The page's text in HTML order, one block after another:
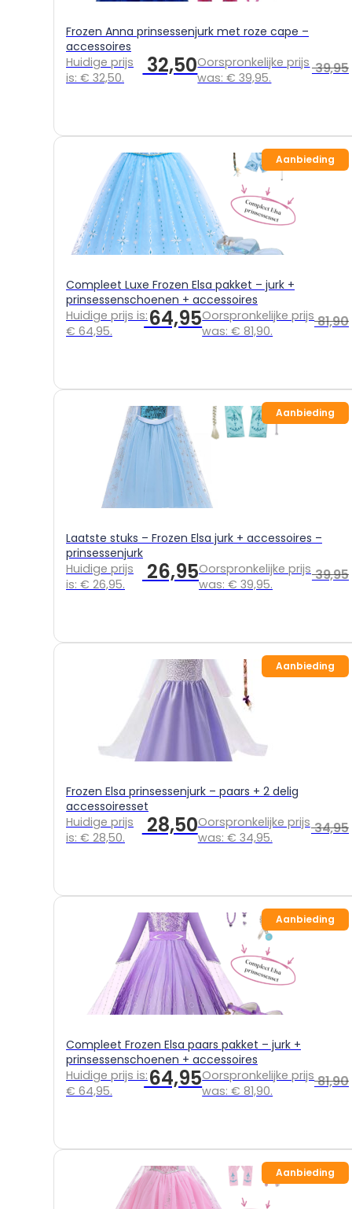
Elsa
Sneeuwwitje
Combideals
Overige verkleedkleding
Zeemeermin
Eenhoor
Prinsessenschoenen
Combideals
Rugzakken en Tassen
Diamond Painting
Cadeaubonnen
Mijn account
Klantenservice
Retourneren
Frozen Anna prinsessenjurk met roze cape –
accessoires
39,95
Oorspronkelijke prijs
was: € 39,95.
32,50
Huidige prijs
is: € 32,50.
Compleet Luxe Frozen Elsa pakket – jurk +
prinsessenschoenen + accessoires
81,90
Oorspronkelijke prijs
was: € 81,90.
64,95
Huidige prijs is:
€ 64,95.
Aanbieding
Laatste stuks – Frozen Elsa jurk + accessoires –
prinsessenjurk
39,95
Oorspronkelijke prijs
was: € 39,95.
26,95
Huidige prijs
is: € 26,95.
Aanbieding
Frozen Elsa prinsessenjurk – paars + 2 delig
accessoiresset
34,95
Oorspronkelijke prijs
was: € 34,95.
28,50
Huidige prijs
is: € 28,50.
Aanbieding
Compleet Frozen Elsa paars pakket – jurk +
prinsessenschoenen + accessoires
81,90
Oorspronkelijke prijs
was: € 81,90.
64,95
Huidige prijs is:
€ 64,95.
Aanbieding
Aanbieding